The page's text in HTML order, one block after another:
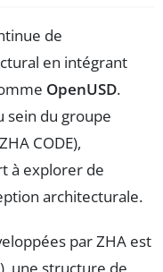
de
en intégrant
OpenUSD.
sein du groupe
CODE),
à explorer de
architecturale.
par ZHA est